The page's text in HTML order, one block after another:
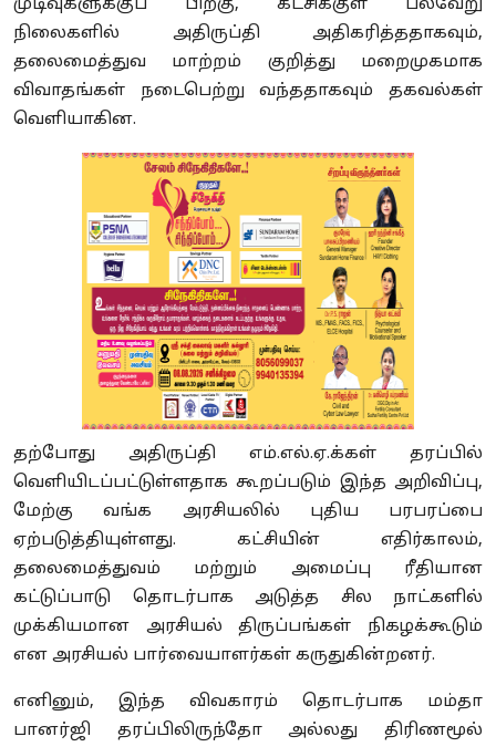
முடிவுகளுக்குப் பிறகு, கட்சிக்குள் பல்வேறு
நிலைகளில் அதிருப்தி அதிகரித்ததாகவும்,
தலைமைத்துவ மாற்றம் குறித்து மறைமுகமாக
விவாதங்கள் நடைபெற்று வந்ததாகவும் தகவல்கள்
வெளியாகின.
தற்போது அதிருப்தி எம்.எல்.ஏ.க்கள் தரப்பில்
வெளியிடப்பட்டுள்ளதாக கூறப்படும் இந்த அறிவிப்பு,
மேற்கு வங்க அரசியலில் புதிய பரபரப்பை
ஏற்படுத்தியுள்ளது. கட்சியின் எதிர்காலம்,
தலைமைத்துவம் மற்றும் அமைப்பு ரீதியான
கட்டுப்பாடு தொடர்பாக அடுத்த சில நாட்களில்
முக்கியமான அரசியல் திருப்பங்கள் நிகழக்கூடும்
என அரசியல் பார்வையாளர்கள் கருதுகின்றனர்.
எனினும், இந்த விவகாரம் தொடர்பாக மம்தா
பானர்ஜி தரப்பிலிருந்தோ அல்லது திரிணமூல்